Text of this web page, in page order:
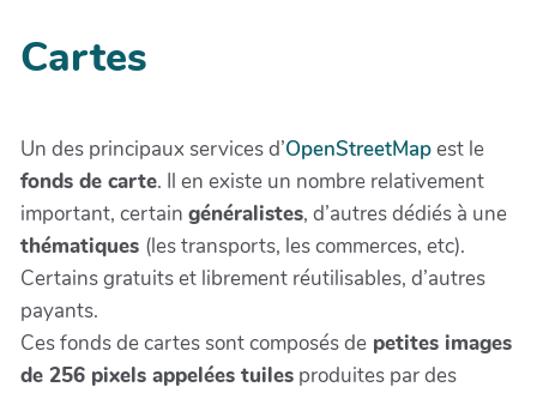
Cartes
Un des principaux services d’OpenStreetMapest le
fonds de carte. Il en existe un nombre relativement
important, certain généralistes, d’autres dédiés à une
thématiques (les transports, les commerces, etc).
Certains gratuits et librement réutilisables, d’autres
payants.
Ces fonds de cartes sont composés de petites images
de 256 pixels appelées tuiles produites par des